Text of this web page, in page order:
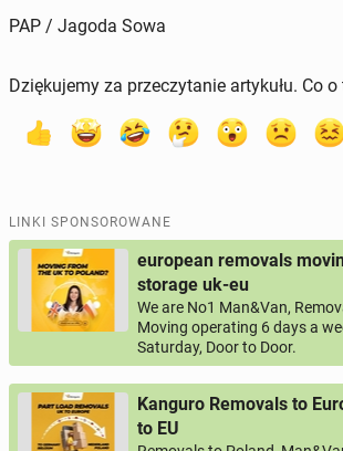
PAP / Jagoda Sowa
Dziękujemy za przeczytanie artykułu. Co
LINKI SPONSOROWANE
european removals
storage uk-eu
We are No1 Man&Van,
Moving operating 6 days a
Saturday, Door to Door.
Kanguro Removals to
to EU